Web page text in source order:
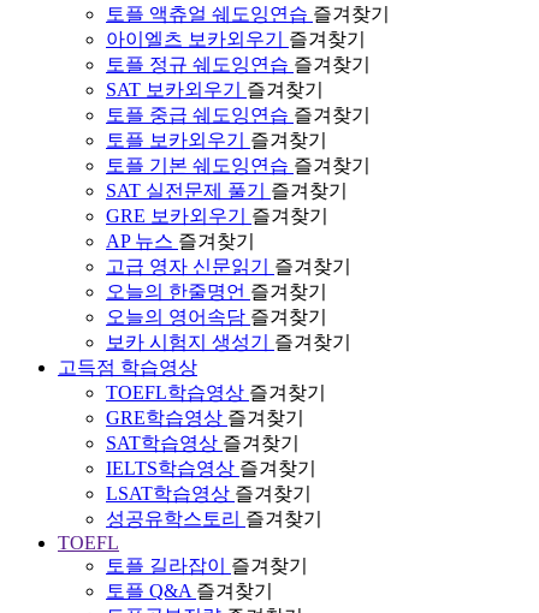
토플 액츄얼 쉐도잉연습 즐겨찾기
아이엘츠 보카외우기
즐겨찾기
토플 정규 쉐도잉연습 즐겨찾기
SAT 보카외우기
즐겨찾기
토플 중급 쉐도잉연습 즐겨찾기
토플 보카외우기
즐겨찾기
토플 기본 쉐도잉연습 즐겨찾기
SAT 실전문제 풀기
즐겨찾기
GRE 보카외우기
즐겨찾기
AP 뉴스 즐겨찾기
고급 영자 신문읽기
즐겨찾기
오늘의 한줄명언 즐겨찾기
오늘의 영어속담 즐겨찾기
보카 시험지 생성기
즐겨찾기
고득점 학습영상
TOEFL학습영상 즐겨찾기
GRE학습영상 즐겨찾기
SAT학습영상 즐겨찾기
IELTS학습영상 즐겨찾기
LSAT학습영상 즐겨찾기
성공유학스토리 즐겨찾기
TOEFL
토플 길라잡이
즐겨찾기
토플 Q&A 즐겨찾기